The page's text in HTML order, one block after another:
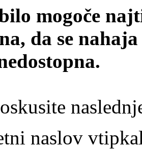
mogoče
da se
naslov